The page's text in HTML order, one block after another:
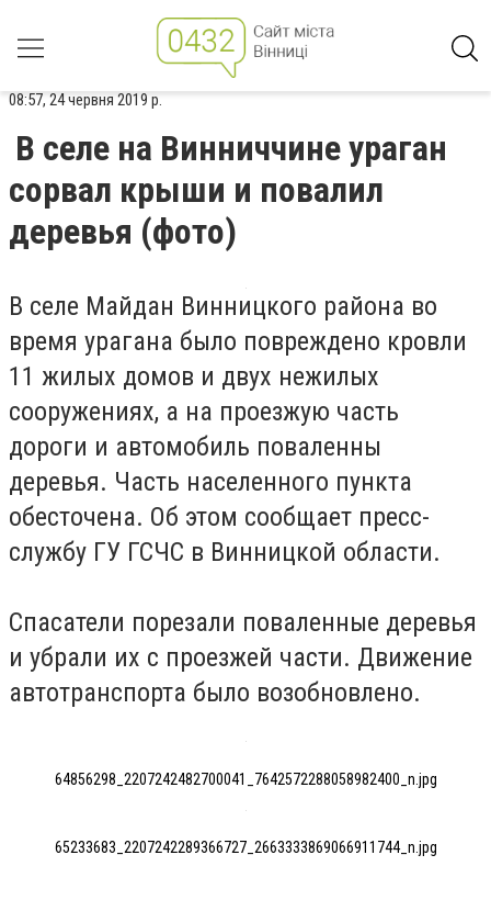
08:57, 24 червня 2019 р.
В селе на Винниччине ураган
сорвал крыши и повалил
деревья (фото)
В селе Майдан Винницкого района во
время урагана было повреждено кровли
11 жилых домов и двух нежилых
сооружениях, а на проезжую часть
дороги и автомобиль поваленны
деревья. Часть населенного пункта
обесточена. Об этом сообщает пресс-
службу ГУ ГСЧС в Винницкой области.
Спасатели порезали поваленные деревья
и убрали их с проезжей части. Движение
автотранспорта было возобновлено.
64856298_2207242482700041_7642572288058982400_n.jpg
65233683_2207242289366727_2663333869066911744_n.jpg